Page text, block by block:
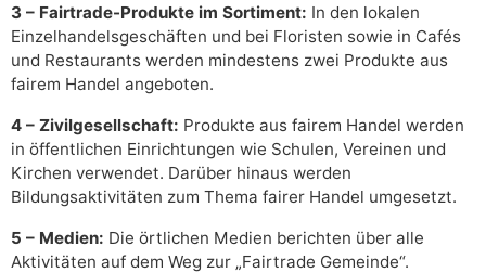
3 – Fairtrade-Produkte im Sortiment: In den lokalen
Einzelhandelsgeschäften und bei Floristen sowie in Cafés
und Restaurants werden mindestens zwei Produkte aus
fairem Handel angeboten.
4 – Zivilgesellschaft: Produkte aus fairem Handel werden
in öffentlichen Einrichtungen wie Schulen, Vereinen und
Kirchen verwendet. Darüber hinaus werden
Bildungsaktivitäten zum Thema fairer Handel umgesetzt.
5 – Medien: Die örtlichen Medien berichten über alle
Aktivitäten auf dem Weg zur „Fairtrade Gemeinde“.